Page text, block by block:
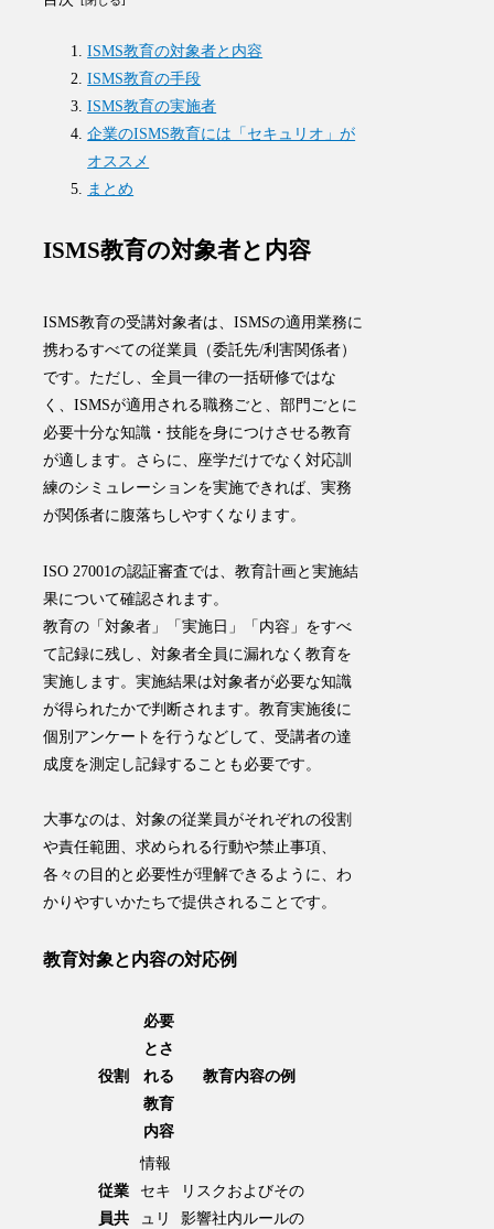
ISMS教育の対象者と内容
ISMS教育の手段
ISMS教育の実施者
企業のISMS教育には「セキュリオ」が
オススメ
まとめ
ISMS教育の対象者と内容
ISMS教育の受講対象者は、ISMSの適用業務に
携わるすべての従業員（委託先/利害関係者）
です。ただし、全員一律の一括研修ではな
く、ISMSが適用される職務ごと、部門ごとに
必要十分な知識・技能を身につけさせる教育
が適します。さらに、座学だけでなく対応訓
練のシミュレーションを実施できれば、実務
が関係者に腹落ちしやすくなります。
ISO 27001の認証審査では、教育計画と実施結
果について確認されます。
教育の「対象者」「実施日」「内容」をすべ
て記録に残し、対象者全員に漏れなく教育を
実施します。実施結果は対象者が必要な知識
が得られたかで判断されます。教育実施後に
個別アンケートを行うなどして、受講者の達
成度を測定し記録することも必要です。
大事なのは、対象の従業員がそれぞれの役割
や責任範囲、求められる行動や禁止事項、
各々の目的と必要性が理解できるように、わ
かりやすいかたちで提供されることです。
教育対象と内容の対応例
役割
必要
とさ
れる
教育
内容
教育内容の例
従業
員共
情報
セキ
ュリ
リスクおよびその
影響社内ルールの